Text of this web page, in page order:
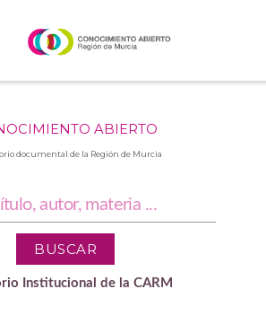
ABIERTO
documental de la Región de Murcia
Institucional de la CARM